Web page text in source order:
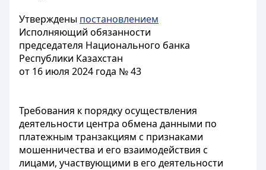
Утверждены постановлением
Исполняющий обязанности
председателя Национального банка
Республики Казахстан
от 16 июля 2024 года № 43
Требования к порядку осуществления
деятельности центра обмена данными по
платежным транзакциям с признаками
мошенничества и его взаимодействия с
лицами, участвующими в его деятельности